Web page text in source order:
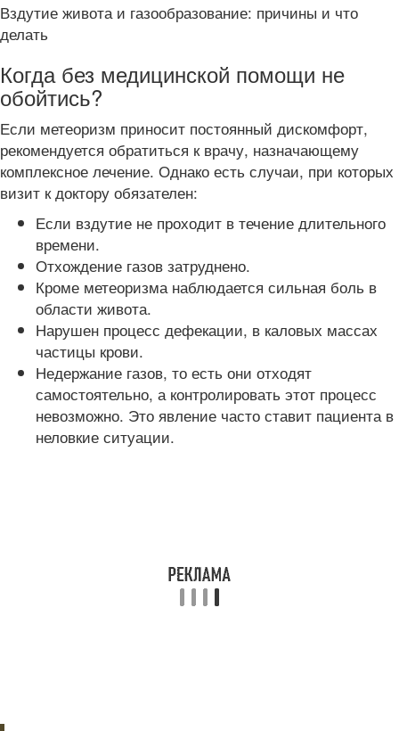
Вздутие живота и газообразование: причины и что
делать
Когда без медицинской помощи не
обойтись?
Если метеоризм приносит постоянный дискомфорт,
рекомендуется обратиться к врачу, назначающему
комплексное лечение. Однако есть случаи, при которых
визит к доктору обязателен:
Если вздутие не проходит в течение длительного
времени.
Отхождение газов затруднено.
Кроме метеоризма наблюдается сильная боль в
области живота.
Нарушен процесс дефекации, в каловых массах
частицы крови.
Недержание газов, то есть они отходят
самостоятельно, а контролировать этот процесс
невозможно. Это явление часто ставит пациента в
неловкие ситуации.